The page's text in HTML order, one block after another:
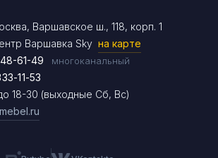
Варшавское ш., 118, корп. 1
Варшавка Sky на карте
18-30 (выходные Сб, Вс)
61-49 многоканальный
11-53
на сайте